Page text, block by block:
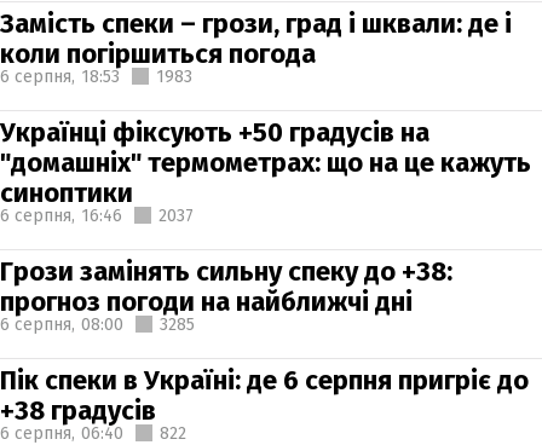
Замість спеки – грози, град і шквали: де і
коли погіршиться погода
6 серпня, 18:53 1983
Українці фіксують +50 градусів на
"домашніх" термометрах: що на це кажуть
синоптики
6 серпня, 16:46 2037
Грози замінять сильну спеку до +38:
прогноз погоди на найближчі дні
6 серпня, 08:00 3285
Пік спеки в Україні: де 6 серпня пригріє до
+38 градусів
6 серпня, 06:40 822